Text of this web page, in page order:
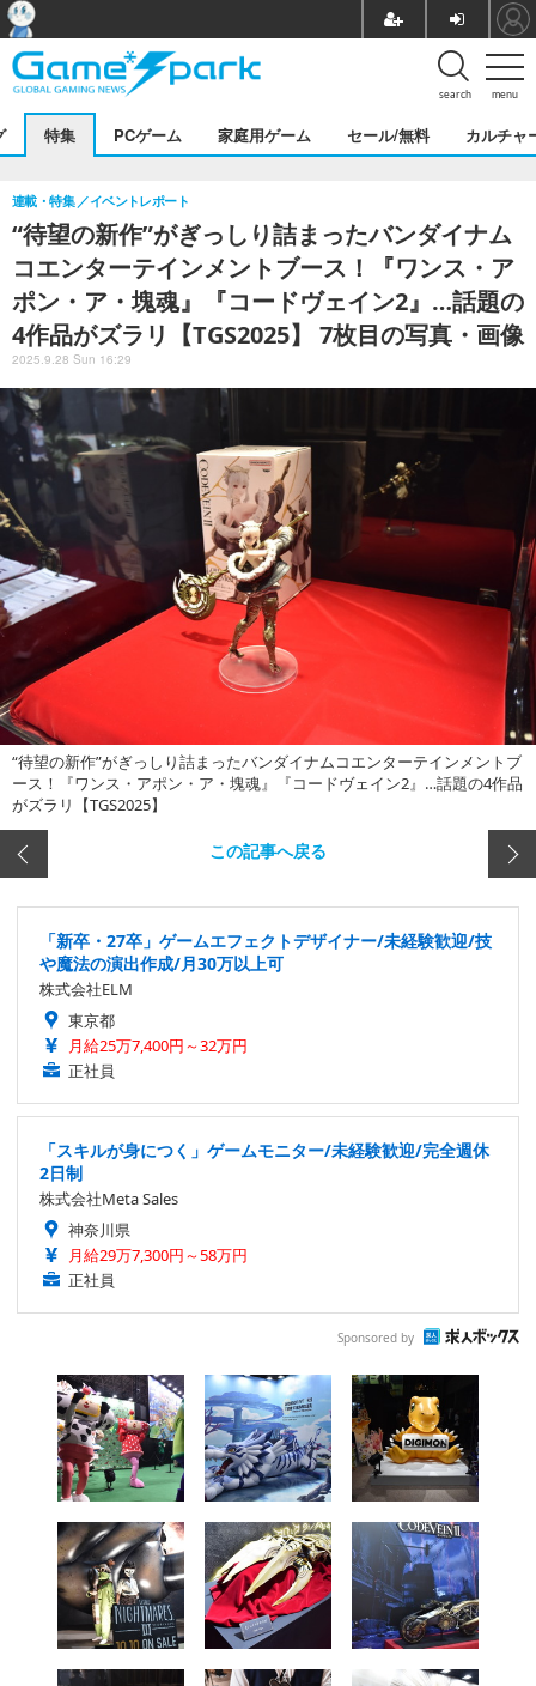
menu
search
特集 PCゲーム 家庭用ゲーム セール/無料 カルチャ
“待望の新作”がぎっしり詰まったバンダイナム
コエンターテインメントブース！『ワンス・ア
ポン・ア・塊魂』『コードヴェイン2』…話題の
4作品がズラリ【TGS2025】 7枚目の写真・画像
連載・特集 イベントレポート
2025.9.28 Sun 16:29
“待望の新作”がぎっしり詰まったバンダイナムコエンターテインメントブ
ース！『ワンス・アポン・ア・塊魂』『コードヴェイン2』…話題の4作品
がズラリ【TGS2025】
この記事へ戻る
「新卒・27卒」ゲームエフェクトデザイナー/未経験歓迎/技
や魔法の演出作成/月30万以上可
株式会社ELM
東京都
月給25万7,400円～32万円
正社員
「スキルが身につく」ゲームモニター/未経験歓迎/完全週休
2日制
株式会社Meta Sales
神奈川県
月給29万7,300円～58万円
正社員
Sponsored by